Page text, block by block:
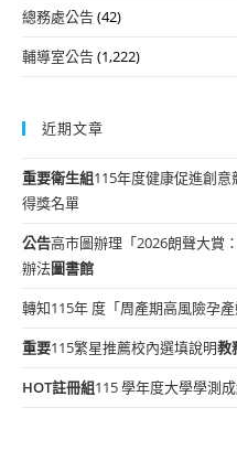
總務處公告(42)
輔導室公告(1,222)
近期文章
重要衛生組115年度健康促進創
得獎名單
公告高市圖辦理「2026朗聲大賞
辦法圖書館
轉知115年 度「周產期高風險孕產
重要115繁星推薦校內選填說明教
HOT註冊組115 學年度大學學測